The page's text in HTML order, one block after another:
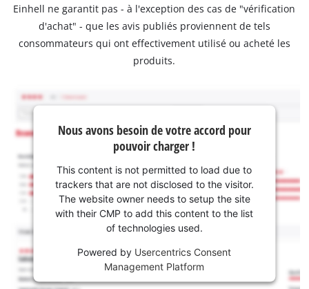
Einhell ne garantit pas - à l'exception des cas de "vérification
d'achat" - que les avis publiés proviennent de tels
consommateurs qui ont effectivement utilisé ou acheté les
produits.
Nous avons besoin de votre accord pour
pouvoir charger !
This content is not permitted to load due to
trackers that are not disclosed to the visitor.
The website owner needs to setup the site
with their CMP to add this content to the list
of technologies used.
Powered by Usercentrics Consent
Management Platform